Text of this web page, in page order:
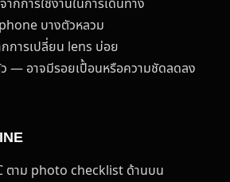
ากการใช้งานในการเดินทาง
บางตัวหลวม
การเปลี่ยน lens บ่อย
ว — อาจมีรอยเปื้อนหรือความชัดลดลง
ตาม photo checklist ด้านบน